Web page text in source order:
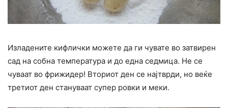
Изладените кифлички можете да ги чувате во затвирен
сад на собна температура и до една седмица. Не се
чуваат во фрижидер! Вториот ден се најтврди, но веќе
третиот ден стануваат супер ровки и меки.